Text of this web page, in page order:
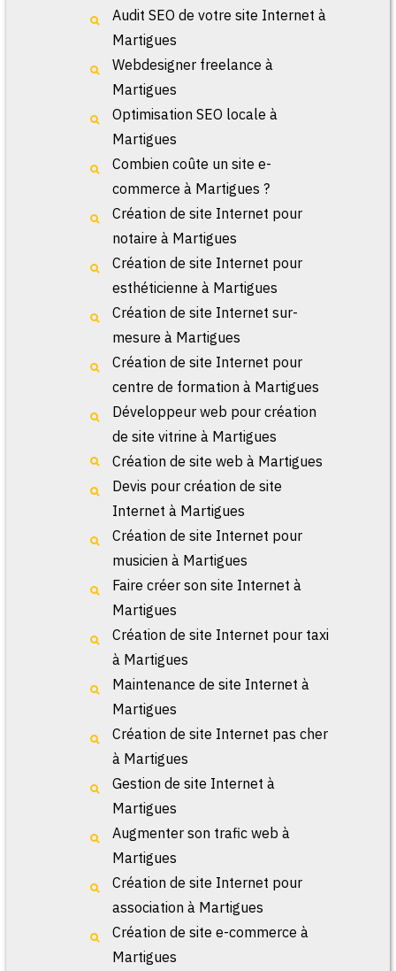
Audit SEO de votre site Internet à
Martigues
Webdesigner freelance à
Martigues
Optimisation SEO locale à
Martigues
Combien coûte un site e-
commerce à Martigues ?
Création de site Internet pour
notaire à Martigues
Création de site Internet pour
esthéticienne à Martigues
Création de site Internet sur-
mesure à Martigues
Création de site Internet pour
centre de formation à Martigues
Développeur web pour création
de site vitrine à Martigues
Création de site web à Martigues
Devis pour création de site
Internet à Martigues
Création de site Internet pour
musicien à Martigues
Faire créer son site Internet à
Martigues
Création de site Internet pour taxi
à Martigues
Maintenance de site Internet à
Martigues
Création de site Internet pas cher
à Martigues
Gestion de site Internet à
Martigues
Augmenter son trafic web à
Martigues
Création de site Internet pour
association à Martigues
Création de site e-commerce à
Martigues